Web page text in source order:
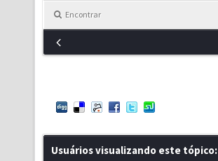
Encontrar
Usuários visualizando este tópico: